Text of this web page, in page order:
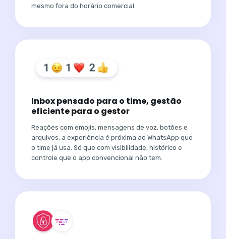
mesmo fora do horário comercial.
Inbox pensado para o time, gestão
eficiente para o gestor
Reações com emojis, mensagens de voz, botões e
arquivos, a experiência é próxima ao WhatsApp que
o time já usa. Só que com visibilidade, histórico e
controle que o app convencional não tem.